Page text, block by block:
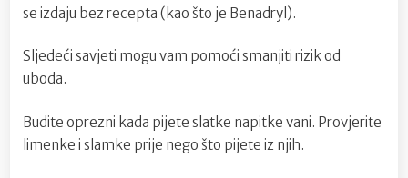
se izdaju bez recepta (kao što je Benadryl).
Sljedeći savjeti mogu vam pomoći smanjiti rizik od
uboda.
Budite oprezni kada pijete slatke napitke vani. Provjerite
limenke i slamke prije nego što pijete iz njih.